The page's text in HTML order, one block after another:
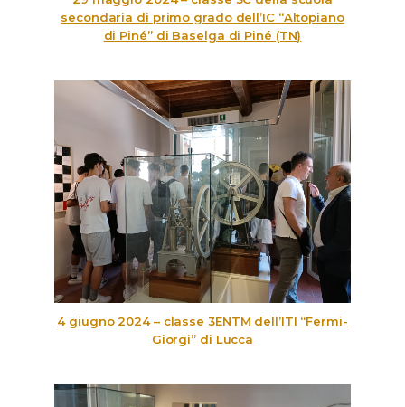
secondaria di primo grado dell’IC “Altopiano
di Piné” di Baselga di Piné (TN)
4 giugno 2024 – classe 3ENTM dell’ITI “Fermi-
Giorgi” di Lucca